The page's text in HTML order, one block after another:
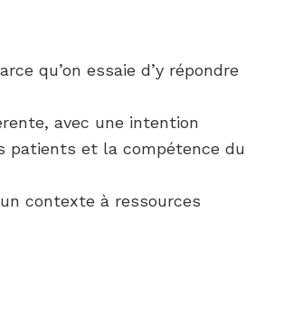
qu’on essaie d’y répondre
avec une intention
patients et la compétence du
contexte à ressources